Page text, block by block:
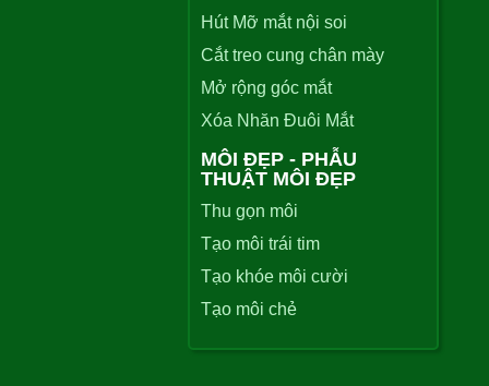
Hút Mỡ mắt nội soi
Cắt treo cung chân mày
Mở rộng góc mắt
Xóa Nhăn Đuôi Mắt
MÔI ĐẸP - PHẪU
THUẬT MÔI ĐẸP
Thu gọn môi
Tạo môi trái tim
Tạo khóe môi cười
Tạo môi chẻ